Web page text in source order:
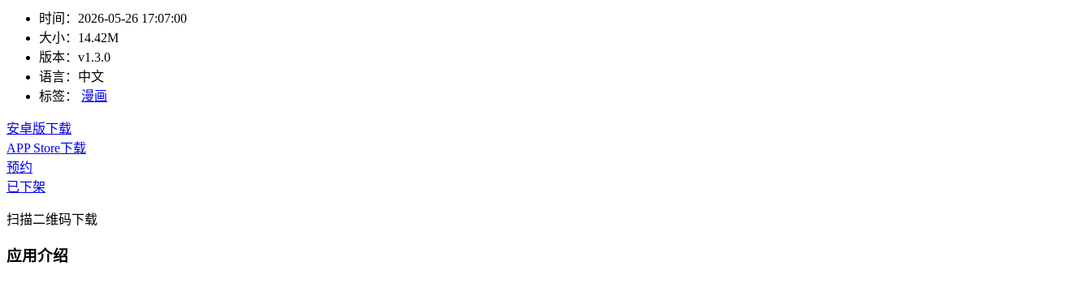
时间： 2026-05-26 17:07:00
大小： 14.42M
版本： v1.3.0
语言： 中文
标签：
漫画
安卓版下载
APP Store下载
预约
已下架
扫描二维码下载
应用介绍